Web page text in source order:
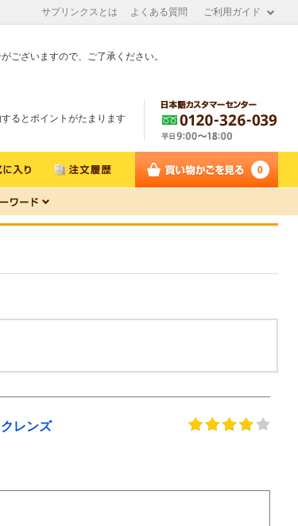
サプリンクスとは よくある質問 ご利用ガイド
ございますので、ご了承ください。
るとポイントがたまります
0
レンズ